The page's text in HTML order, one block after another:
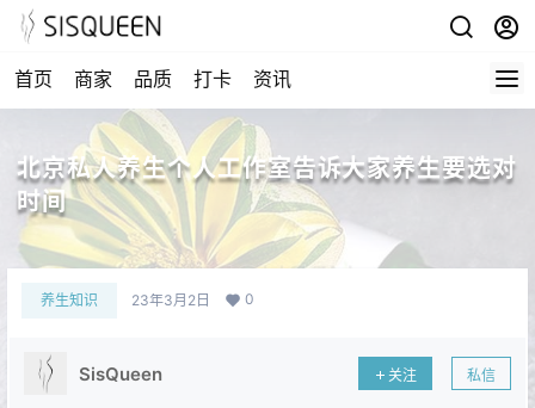
首页 商家 品质 打卡 资讯
北京私人养生个人工作室告诉大家养生要选对
时间
养生知识 23年3月2日 0
SisQueen 关注 私信